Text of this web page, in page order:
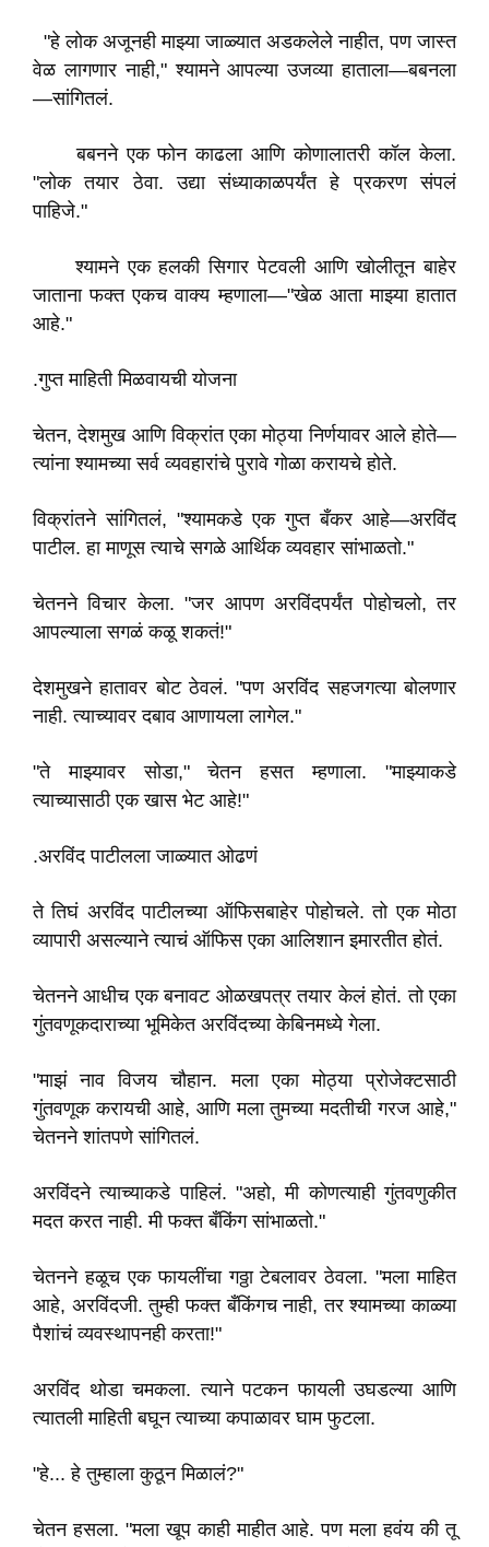
"हे लोक अजूनही माझ्या जाळ्यात अडकलेले नाहीत, पण जास्त
वेळ लागणार नाही," श्यामने आपल्या उजव्या हाताला—बबनला
—सांगितलं.
बबनने एक फोन काढला आणि कोणालातरी कॉल केला.
"लोक तयार ठेवा. उद्या संध्याकाळपर्यंत हे प्रकरण संपलं
पाहिजे."
श्यामने एक हलकी सिगार पेटवली आणि खोलीतून बाहेर
जाताना फक्त एकच वाक्य म्हणाला—"खेळ आता माझ्या हातात
आहे."
.गुप्त माहिती मिळवायची योजना
चेतन, देशमुख आणि विक्रांत एका मोठ्या निर्णयावर आले होते—
त्यांना श्यामच्या सर्व व्यवहारांचे पुरावे गोळा करायचे होते.
विक्रांतने सांगितलं, "श्यामकडे एक गुप्त बँकर आहे—अरविंद
पाटील. हा माणूस त्याचे सगळे आर्थिक व्यवहार सांभाळतो."
चेतनने विचार केला. "जर आपण अरविंदपर्यंत पोहोचलो, तर
आपल्याला सगळं कळू शकतं!"
देशमुखने हातावर बोट ठेवलं. "पण अरविंद सहजगत्या बोलणार
नाही. त्याच्यावर दबाव आणायला लागेल."
"ते माझ्यावर सोडा," चेतन हसत म्हणाला. "माझ्याकडे
त्याच्यासाठी एक खास भेट आहे!"
.अरविंद पाटीलला जाळ्यात ओढणं
ते तिघं अरविंद पाटीलच्या ऑफिसबाहेर पोहोचले. तो एक मोठा
व्यापारी असल्याने त्याचं ऑफिस एका आलिशान इमारतीत होतं.
चेतनने आधीच एक बनावट ओळखपत्र तयार केलं होतं. तो एका
गुंतवणूकदाराच्या भूमिकेत अरविंदच्या केबिनमध्ये गेला.
"माझं नाव विजय चौहान. मला एका मोठ्या प्रोजेक्टसाठी
गुंतवणूक करायची आहे, आणि मला तुमच्या मदतीची गरज आहे,"
चेतनने शांतपणे सांगितलं.
अरविंदने त्याच्याकडे पाहिलं. "अहो, मी कोणत्याही गुंतवणुकीत
मदत करत नाही. मी फक्त बँकिंग सांभाळतो."
चेतनने हळूच एक फायलींचा गठ्ठा टेबलावर ठेवला. "मला माहित
आहे, अरविंदजी. तुम्ही फक्त बँकिंगच नाही, तर श्यामच्या काळ्या
पैशांचं व्यवस्थापनही करता!"
अरविंद थोडा चमकला. त्याने पटकन फायली उघडल्या आणि
त्यातली माहिती बघून त्याच्या कपाळावर घाम फुटला.
"हे... हे तुम्हाला कुठून मिळालं?"
चेतन हसला. "मला खूप काही माहीत आहे. पण मला हवंय की तू